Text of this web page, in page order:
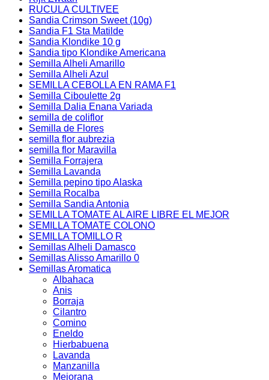
RUCULA CULTIVEE
Sandia Crimson Sweet (10g)
Sandia F1 Sta Matilde
Sandia Klondike 10 g
Sandia tipo Klondike Americana
Semilla Alheli Amarillo
Semilla Alheli Azul
SEMILLA CEBOLLA EN RAMA F1
Semilla Ciboulette 2g
Semilla Dalia Enana Variada
semilla de coliflor
Semilla de Flores
semilla flor aubrezia
semilla flor Maravilla
Semilla Forrajera
Semilla Lavanda
Semilla pepino tipo Alaska
Semilla Rocalba
Semilla Sandia Antonia
SEMILLA TOMATE AL AIRE LIBRE EL MEJOR
SEMILLA TOMATE COLONO
SEMILLA TOMILLO R
Semillas Alheli Damasco
Semillas Alisso Amarillo 0
Semillas Aromatica
Albahaca
Anis
Borraja
Cilantro
Comino
Eneldo
Hierbabuena
Lavanda
Manzanilla
Mejorana